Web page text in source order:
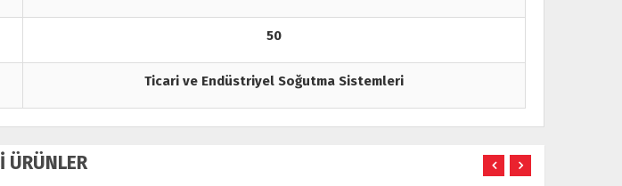
50
Ticari ve Endüstriyel Soğutma Sistemleri
ÜRÜNLER